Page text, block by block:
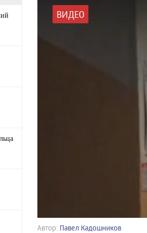
ВИДЕО
Автор: Павел Кадошников